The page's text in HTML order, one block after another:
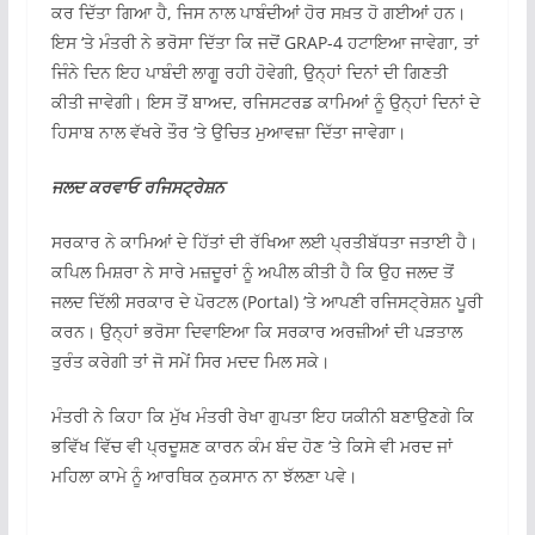
ਕਰ ਦਿੱਤਾ ਗਿਆ ਹੈ, ਜਿਸ ਨਾਲ ਪਾਬੰਦੀਆਂ ਹੋਰ ਸਖ਼ਤ ਹੋ ਗਈਆਂ ਹਨ।
ਇਸ ‘ਤੇ ਮੰਤਰੀ ਨੇ ਭਰੋਸਾ ਦਿੱਤਾ ਕਿ ਜਦੋਂ GRAP-4 ਹਟਾਇਆ ਜਾਵੇਗਾ, ਤਾਂ
ਜਿੰਨੇ ਦਿਨ ਇਹ ਪਾਬੰਦੀ ਲਾਗੂ ਰਹੀ ਹੋਵੇਗੀ, ਉਨ੍ਹਾਂ ਦਿਨਾਂ ਦੀ ਗਿਣਤੀ
ਕੀਤੀ ਜਾਵੇਗੀ। ਇਸ ਤੋਂ ਬਾਅਦ, ਰਜਿਸਟਰਡ ਕਾਮਿਆਂ ਨੂੰ ਉਨ੍ਹਾਂ ਦਿਨਾਂ ਦੇ
ਹਿਸਾਬ ਨਾਲ ਵੱਖਰੇ ਤੌਰ ‘ਤੇ ਉਚਿਤ ਮੁਆਵਜ਼ਾ ਦਿੱਤਾ ਜਾਵੇਗਾ।
ਜਲਦ ਕਰਵਾਓ ਰਜਿਸਟ੍ਰੇਸ਼ਨ
ਸਰਕਾਰ ਨੇ ਕਾਮਿਆਂ ਦੇ ਹਿੱਤਾਂ ਦੀ ਰੱਖਿਆ ਲਈ ਪ੍ਰਤੀਬੱਧਤਾ ਜਤਾਈ ਹੈ।
ਕਪਿਲ ਮਿਸ਼ਰਾ ਨੇ ਸਾਰੇ ਮਜ਼ਦੂਰਾਂ ਨੂੰ ਅਪੀਲ ਕੀਤੀ ਹੈ ਕਿ ਉਹ ਜਲਦ ਤੋਂ
ਜਲਦ ਦਿੱਲੀ ਸਰਕਾਰ ਦੇ ਪੋਰਟਲ (Portal) ‘ਤੇ ਆਪਣੀ ਰਜਿਸਟ੍ਰੇਸ਼ਨ ਪੂਰੀ
ਕਰਨ। ਉਨ੍ਹਾਂ ਭਰੋਸਾ ਦਿਵਾਇਆ ਕਿ ਸਰਕਾਰ ਅਰਜ਼ੀਆਂ ਦੀ ਪੜਤਾਲ
ਤੁਰੰਤ ਕਰੇਗੀ ਤਾਂ ਜੋ ਸਮੇਂ ਸਿਰ ਮਦਦ ਮਿਲ ਸਕੇ।
ਮੰਤਰੀ ਨੇ ਕਿਹਾ ਕਿ ਮੁੱਖ ਮੰਤਰੀ ਰੇਖਾ ਗੁਪਤਾ ਇਹ ਯਕੀਨੀ ਬਣਾਉਣਗੇ ਕਿ
ਭਵਿੱਖ ਵਿੱਚ ਵੀ ਪ੍ਰਦੂਸ਼ਣ ਕਾਰਨ ਕੰਮ ਬੰਦ ਹੋਣ ‘ਤੇ ਕਿਸੇ ਵੀ ਮਰਦ ਜਾਂ
ਮਹਿਲਾ ਕਾਮੇ ਨੂੰ ਆਰਥਿਕ ਨੁਕਸਾਨ ਨਾ ਝੱਲਣਾ ਪਵੇ।